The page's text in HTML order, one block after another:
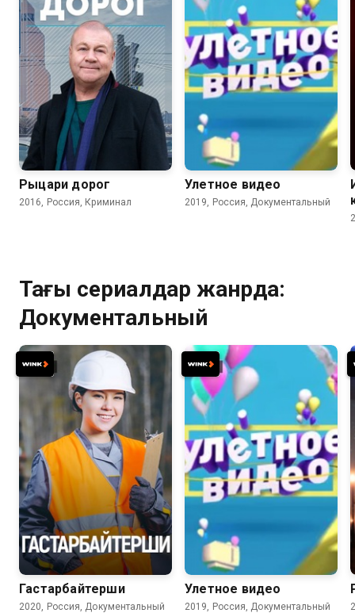
Рыцари дорог
2016, Россия, Криминал
Улетное видео
2019, Россия, Документальный
Тағы сериалдар жанрда:
Документальный
7.1
Гастарбайтерши
2020, Россия, Документальный
Улетное видео
2019, Россия, Документальный